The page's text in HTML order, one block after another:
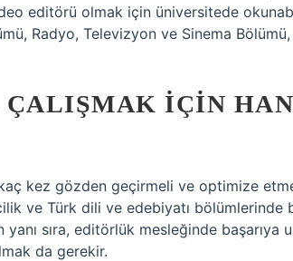
editörü olmak için üniversitede
Radyo, Televizyon ve Sinema
ÇALIŞMAK IÇIN
kez gözden geçirmeli ve optimize
ve Türk dili ve edebiyatı bölümlerinde
sıra, editörlük mesleğinde başarıya
da gerekir.